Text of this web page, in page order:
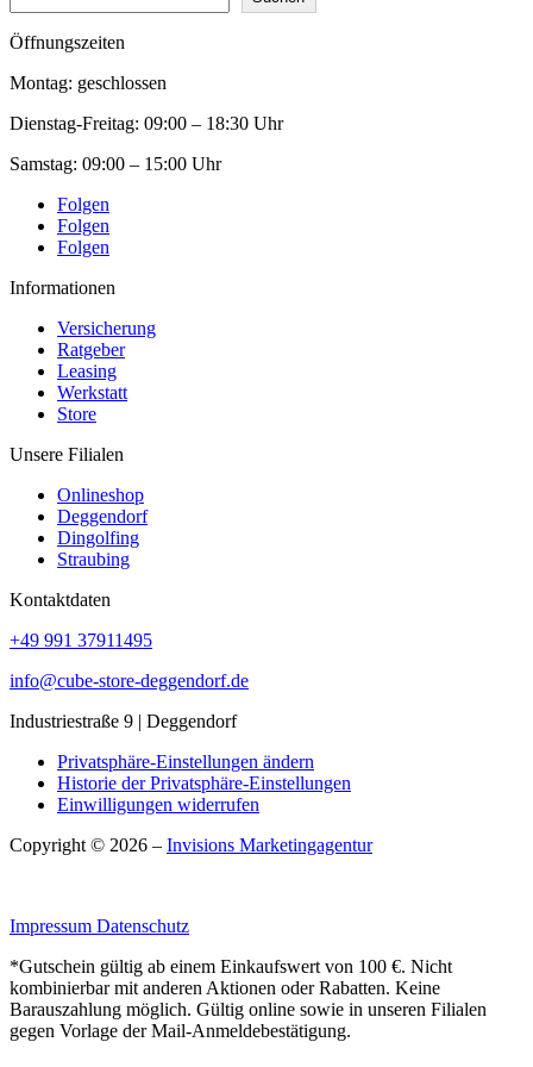
Öffnungszeiten
Montag: geschlossen
Dienstag-Freitag: 09:00 – 18:30 Uhr
Samstag: 09:00 – 15:00 Uhr
Folgen
Folgen
Folgen
Informationen
Versicherung
Ratgeber
Leasing
Werkstatt
Store
Unsere Filialen
Onlineshop
Deggendorf
Dingolfing
Straubing
Kontaktdaten
+49 991 37911495
info@cube-store-deggendorf.de
Industriestraße 9 | Deggendorf
Privatsphäre-Einstellungen ändern
Historie der Privatsphäre-Einstellungen
Einwilligungen widerrufen
Copyright © 2026 – Invisions Marketingagentur
Impressum Datenschutz
*Gutschein gültig ab einem Einkaufswert von 100 €. Nicht
kombinierbar mit anderen Aktionen oder Rabatten. Keine
Barauszahlung möglich. Gültig online sowie in unseren Filialen
gegen Vorlage der Mail-Anmeldebestätigung.